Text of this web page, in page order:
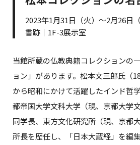
2023年1月31日（火）～2月26日（
書跡｜1F-3展示室
当館所蔵の仏教典籍コレクションの
ョン」があります。松本文三郎氏（
から昭和にかけて活躍したインド哲
都帝国大学文科大学（現、京都大学
同学長、東方文化研究所（現、京都
所長を歴任し、「日本大蔵経」を編